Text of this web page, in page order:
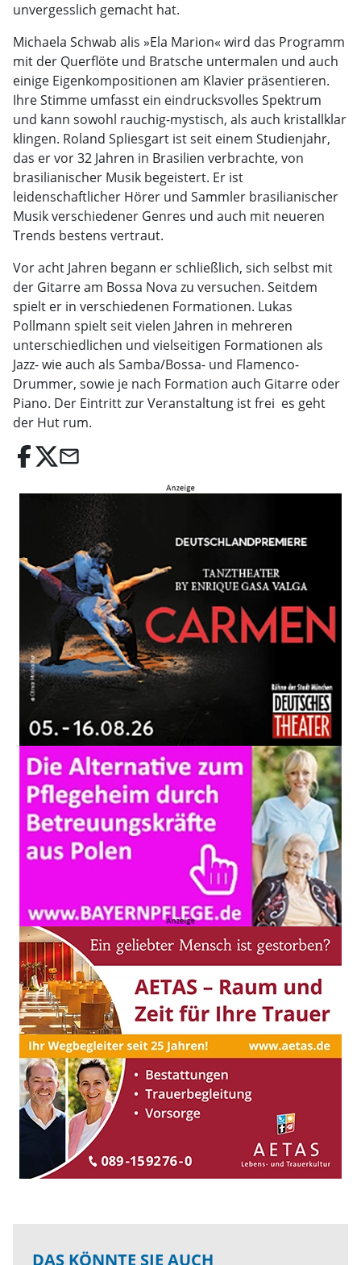
unvergesslich gemacht hat.
Michaela Schwab alis »Ela Marion« wird das Programm
mit der Querflöte und Bratsche untermalen und auch
einige Eigenkompositionen am Klavier präsentieren.
Ihre Stimme umfasst ein eindrucksvolles Spektrum
und kann sowohl rauchig-mystisch, als auch kristallklar
klingen. Roland Spliesgart ist seit einem Studienjahr,
das er vor 32 Jahren in Brasilien verbrachte, von
brasilianischer Musik begeistert. Er ist
leidenschaftlicher Hörer und Sammler brasilianischer
Musik verschiedener Genres und auch mit neueren
Trends bestens vertraut.
Vor acht Jahren begann er schließlich, sich selbst mit
der Gitarre am Bossa Nova zu versuchen. Seitdem
spielt er in verschiedenen Formationen. Lukas
Pollmann spielt seit vielen Jahren in mehreren
unterschiedlichen und vielseitigen Formationen als
Jazz- wie auch als Samba/Bossa- und Flamenco-
Drummer, sowie je nach Formation auch Gitarre oder
Piano. Der Eintritt zur Veranstaltung ist frei  es geht
der Hut rum.
email
DAS KÖNNTE SIE AUCH